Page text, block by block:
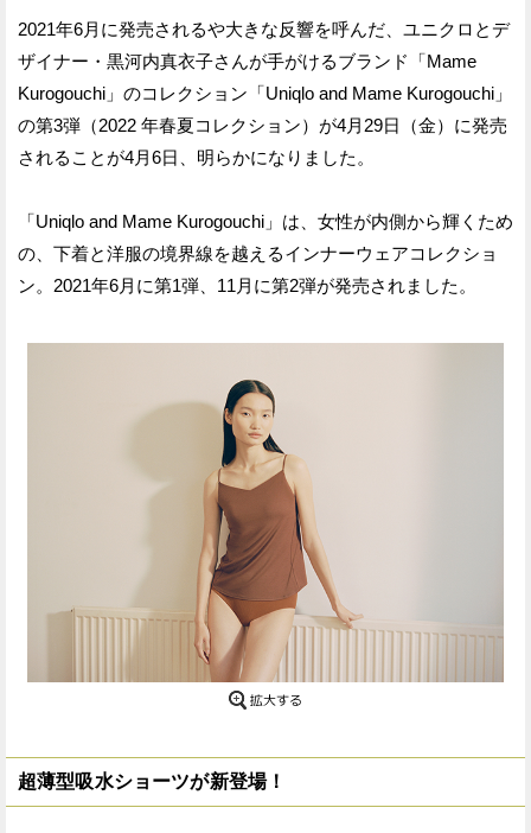
る る
2021年6月に発売されるや大きな反響を呼んだ、ユニクロとデ
ザイナー・黒河内真衣子さんが手がけるブランド「Mame
Kurogouchi」のコレクション「Uniqlo and Mame Kurogouchi」
の第3弾（2022 年春夏コレクション）が4月29日（金）に発売
されることが4月6日、明らかになりました。
「Uniqlo and Mame Kurogouchi」は、女性が内側から輝くため
の、下着と洋服の境界線を越えるインナーウェアコレクショ
ン。2021年6月に第1弾、11月に第2弾が発売されました。
超薄型吸水ショーツが新登場！